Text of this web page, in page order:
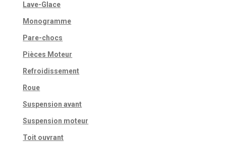
Lave-Glace
Monogramme
Pare-chocs
Pièces Moteur
Refroidissement
Roue
Suspension avant
Suspension moteur
Toit ouvrant